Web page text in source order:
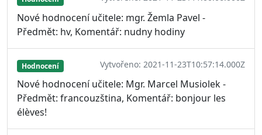
Nové hodnocení učitele: mgr. Žemla Pavel -
Předmět: hv, Komentář: nudny hodiny
Hodnocení Vytvořeno: 2021-11-23T10:57:14.000Z
Nové hodnocení učitele: Mgr. Marcel Musiolek -
Předmět: francouzština, Komentář: bonjour les
élèves!